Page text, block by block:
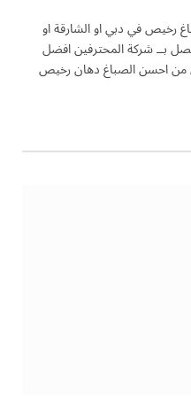
في دبي او الشارقة او
بــ شركة المحترفين افضل
احسن الصباغ دهان رخيص